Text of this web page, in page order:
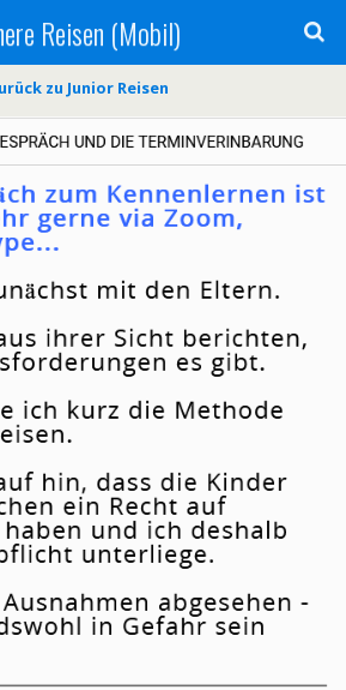
Reisen (Mobil)
zu Junior Reisen